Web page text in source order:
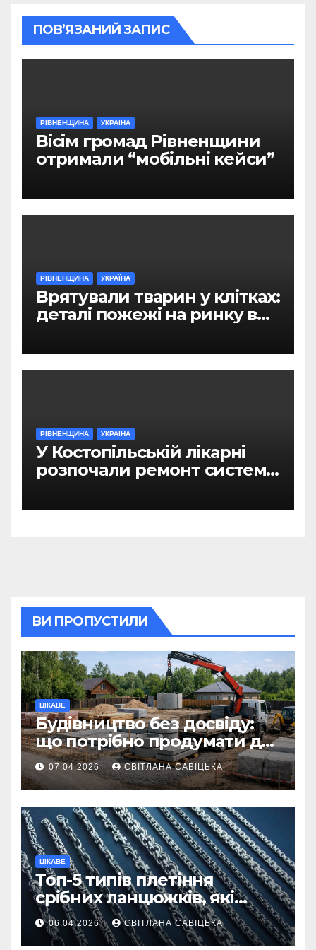
ПОВ’ЯЗАНИЙ ЗАПИС
РІВНЕНЩИНА УКРАЇНА
Вісім громад Рівненщини
отримали “мобільні кейси”
РІВНЕНЩИНА УКРАЇНА
Врятували тварин у клітках:
деталі пожежі на ринку в
РІВНЕНЩИНА УКРАЇНА
У Костопільській лікарні
розпочали ремонт системи
ВИ ПРОПУСТИЛИ
ЦІКАВЕ
Будівництво без досвіду:
що потрібно продумати до
першої доставки на
ділянку
07.04.2026 СВІТЛАНА САВІЦЬКА
ЦІКАВЕ
Топ-5 типів плетіння
срібних ланцюжків, які
вважаються
найнадійнішими
06.04.2026 СВІТЛАНА САВІЦЬКА